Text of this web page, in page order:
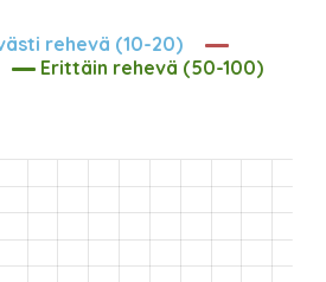
rehevä (10-20)
Erittäin rehevä (50-100)